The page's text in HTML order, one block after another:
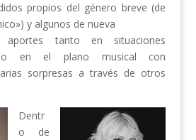
propios del género breve (de
y algunos de nueva
aportes tanto en situaciones
en el plano musical con
sorpresas a través de otros
Dentr
o de